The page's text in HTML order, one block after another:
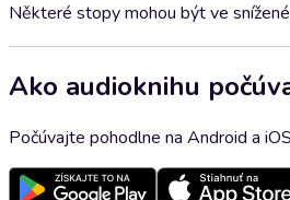
Některé stopy mohou být ve
Ako audioknihu
Počúvajte pohodlne na Android a